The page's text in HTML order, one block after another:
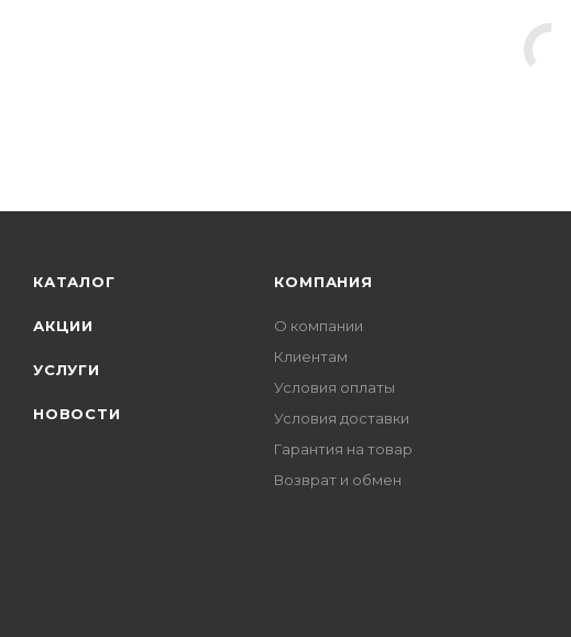
КАТАЛОГ
АКЦИИ
УСЛУГИ
НОВОСТИ
КОМПАНИЯ
О компании
Клиентам
Условия оплаты
Условия доставки
Гарантия на товар
Возврат и обмен